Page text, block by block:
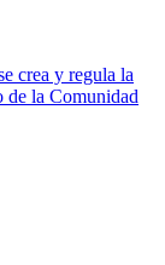
crea y regula la
de la Comunidad